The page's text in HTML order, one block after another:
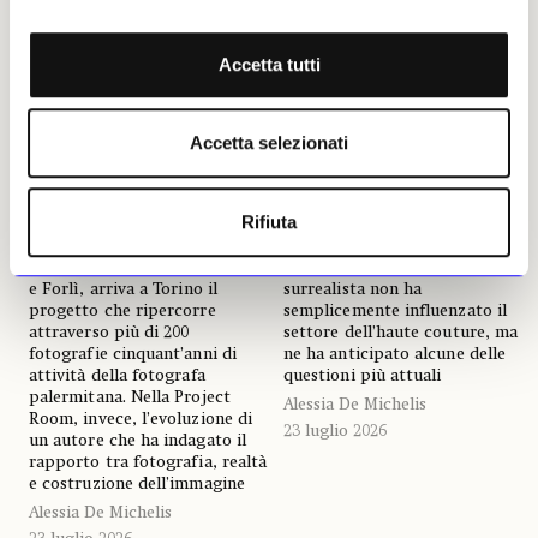
Accetta tutti
Accetta selezionati
Rifiuta
Tranchina: due generazioni
a confronto per l’autunno
e Forlì, arriva a Torino il
progetto che ripercorre
attraverso più di 200
fotografie cinquant’anni di
attività della fotografa
palermitana. Nella Project
Room, invece, l’evoluzione di
un autore che ha indagato il
rapporto tra fotografia, realtà
e costruzione dell’immagine
Alessia De Michelis
Reale di Milano il racconto
di un sodalizio creativo
surrealista non ha
semplicemente influenzato il
settore dell’haute couture, ma
ne ha anticipato alcune delle
questioni più attuali
Alessia De Michelis
23 luglio 2026